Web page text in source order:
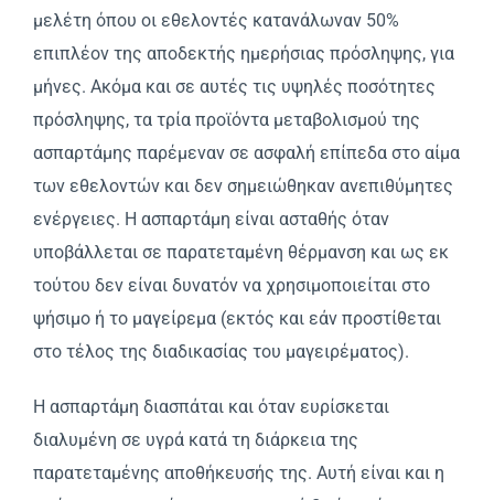
μελέτη όπου οι εθελοντές κατανάλωναν 50%
επιπλέον της αποδεκτής ημερήσιας πρόσληψης, για
μήνες. Ακόμα και σε αυτές τις υψηλές ποσότητες
πρόσληψης, τα τρία προϊόντα μεταβολισμού της
ασπαρτάμης παρέμεναν σε ασφαλή επίπεδα στο αίμα
των εθελοντών και δεν σημειώθηκαν ανεπιθύμητες
ενέργειες. Η ασπαρτάμη είναι ασταθής όταν
υποβάλλεται σε παρατεταμένη θέρμανση και ως εκ
τούτου δεν είναι δυνατόν να χρησιμοποιείται στο
ψήσιμο ή το μαγείρεμα (εκτός και εάν προστίθεται
στο τέλος της διαδικασίας του μαγειρέματος).
Η ασπαρτάμη διασπάται και όταν ευρίσκεται
διαλυμένη σε υγρά κατά τη διάρκεια της
παρατεταμένης αποθήκευσής της. Αυτή είναι και η